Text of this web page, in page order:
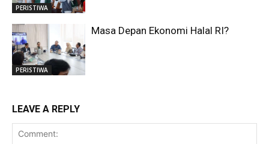
PERISTIWA
PERISTIWA
Masa Depan Ekonomi Halal RI?
LEAVE A REPLY